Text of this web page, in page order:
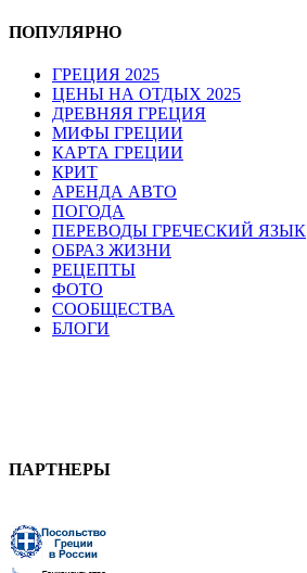
ПОПУЛЯРНО
ГРЕЦИЯ 2025
ЦЕНЫ НА ОТДЫХ 2025
ДРЕВНЯЯ ГРЕЦИЯ
МИФЫ ГРЕЦИИ
КАРТА ГРЕЦИИ
КРИТ
АРЕНДА АВТО
ПОГОДА
ПЕРЕВОДЫ ГРЕЧЕСКИЙ ЯЗЫК
ОБРАЗ ЖИЗНИ
РЕЦЕПТЫ
ФОТО
СООБЩЕСТВА
БЛОГИ
ПАРТНЕРЫ